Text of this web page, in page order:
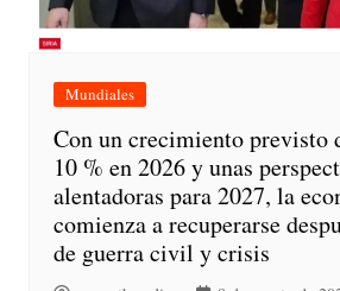
Mundiales
Con un crecimiento previsto
10 % en 2026 y unas
alentadoras para 2027, la
comienza a recuperarse
de guerra civil y crisis